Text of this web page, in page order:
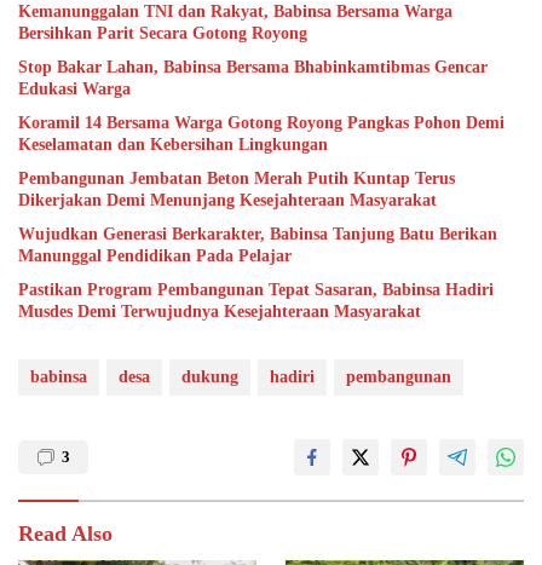
Kemanunggalan TNI dan Rakyat, Babinsa Bersama Warga
Bersihkan Parit Secara Gotong Royong
Stop Bakar Lahan, Babinsa Bersama Bhabinkamtibmas Gencar
Edukasi Warga
Koramil 14 Bersama Warga Gotong Royong Pangkas Pohon Demi
Keselamatan dan Kebersihan Lingkungan
Pembangunan Jembatan Beton Merah Putih Kuntap Terus
Dikerjakan Demi Menunjang Kesejahteraan Masyarakat
Wujudkan Generasi Berkarakter, Babinsa Tanjung Batu Berikan
Manunggal Pendidikan Pada Pelajar
Pastikan Program Pembangunan Tepat Sasaran, Babinsa Hadiri
Musdes Demi Terwujudnya Kesejahteraan Masyarakat
babinsa desa dukung hadiri pembangunan
3
Read Also